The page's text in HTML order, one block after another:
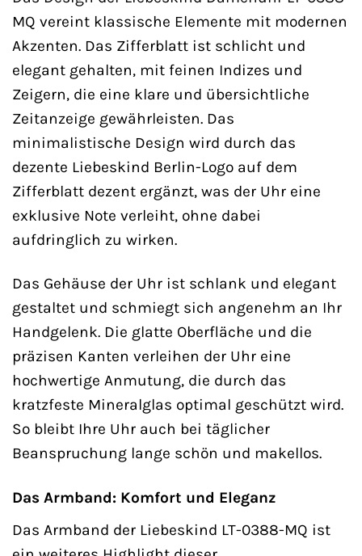
MQ vereint klassische Elemente mit modernen
Akzenten. Das Zifferblatt ist schlicht und
elegant gehalten, mit feinen Indizes und
Zeigern, die eine klare und übersichtliche
Zeitanzeige gewährleisten. Das
minimalistische Design wird durch das
dezente Liebeskind Berlin-Logo auf dem
Zifferblatt dezent ergänzt, was der Uhr eine
exklusive Note verleiht, ohne dabei
aufdringlich zu wirken.
Das Gehäuse der Uhr ist schlank und elegant
gestaltet und schmiegt sich angenehm an Ihr
Handgelenk. Die glatte Oberfläche und die
präzisen Kanten verleihen der Uhr eine
hochwertige Anmutung, die durch das
kratzfeste Mineralglas optimal geschützt wird.
So bleibt Ihre Uhr auch bei täglicher
Beanspruchung lange schön und makellos.
Das Armband: Komfort und Eleganz
Das Armband der Liebeskind LT-0388-MQ ist